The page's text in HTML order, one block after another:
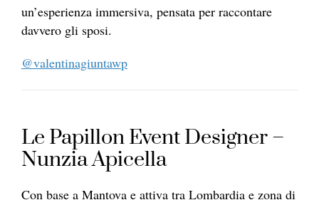
un’esperienza immersiva, pensata per raccontare
davvero gli sposi.
@valentinagiuntawp
Le Papillon Event Designer –
Nunzia Apicella
Con base a Mantova e attiva tra Lombardia e zona di